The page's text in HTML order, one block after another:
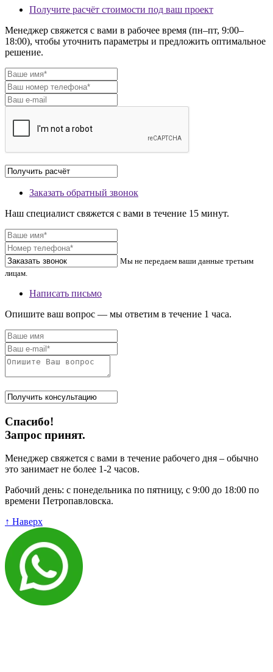
Получите расчёт стоимости под ваш проект
Менеджер свяжется с вами в рабочее время (пн–пт, 9:00–
18:00), чтобы уточнить параметры и предложить оптимальное
решение.
Заказать обратный звонок
Наш специалист свяжется с вами в течение 15 минут.
Мы не передаем ваши данные третьим
лицам.
Написать письмо
Опишите ваш вопрос — мы ответим в течение 1 часа.
Спасибо!
Запрос принят.
Менеджер свяжется с вами в течение рабочего дня – обычно
это занимает не более 1-2 часов.
Рабочий день: с понедельника по пятницу, с 9:00 до 18:00 по
времени Петропавловска.
↑ Наверх